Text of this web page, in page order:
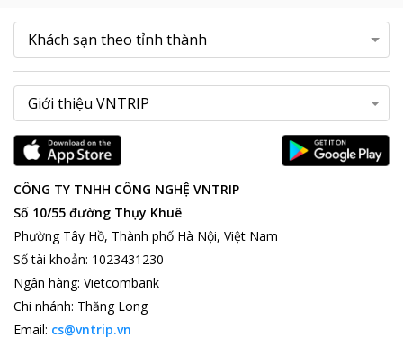
CÔNG TY TNHH CÔNG NGHỆ VNTRIP
Số 10/55 đường Thụy Khuê
Phường Tây Hồ, Thành phố Hà Nội, Việt Nam
Số tài khoản: 1023431230
Ngân hàng: Vietcombank
Chi nhánh: Thăng Long
Email: cs@vntrip.vn